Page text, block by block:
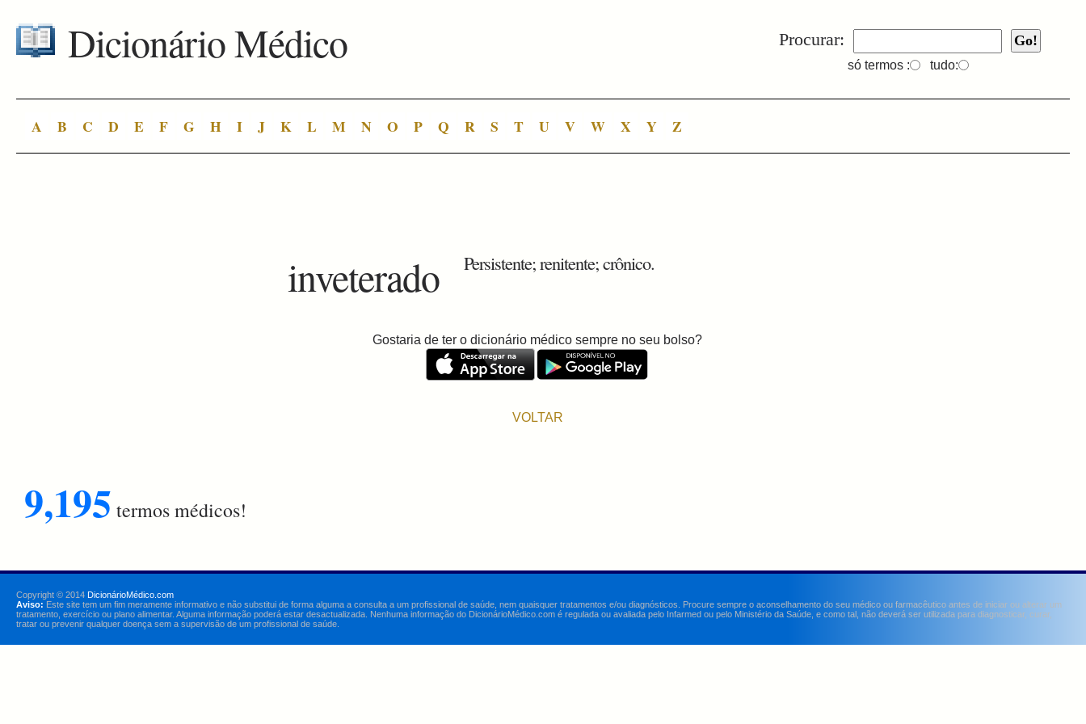
Procurar:
só termos : tudo:
Dicionário Médico
A B C D E F G H I J K L M N O P Q R S T U V W X Y Z
inveterado Persistente; renitente; crônico.
Gostaria de ter o dicionário médico sempre no seu bolso?
VOLTAR
9,195 termos médicos!
Copyright © 2014 DicionárioMédico.com
Aviso: Este site tem um fim meramente informativo e não substitui de forma alguma a consulta a um profissional de saúde, nem quaisquer tratamentos e/ou diagnósticos. Procure sempre o aconselhamento do seu médico ou farmacêutico antes de iniciar ou alterar um
tratamento, exercício ou plano alimentar. Alguma informação poderá estar desactualizada. Nenhuma informação do DicionárioMédico.com é regulada ou avaliada pelo Infarmed ou pelo Ministério da Saúde, e como tal, não deverá ser utilizada para diagnosticar, curar,
tratar ou prevenir qualquer doença sem a supervisão de um profissional de saúde.